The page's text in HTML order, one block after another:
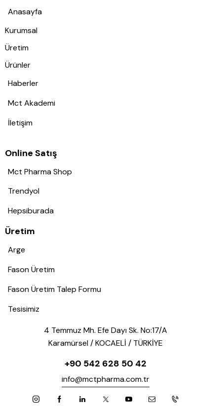
Anasayfa
Kurumsal
Üretim
Ürünler
Haberler
Mct Akademi
İletişim
Online Satış
Mct Pharma Shop
Trendyol
Hepsiburada
Üretim
Arge
Fason Üretim
Fason Üretim Talep Formu
Tesisimiz
4 Temmuz Mh. Efe Dayı Sk. No:17/A
Karamürsel / KOCAELİ / TÜRKİYE
+90 542 628 50 42
info@mctpharma.com.tr